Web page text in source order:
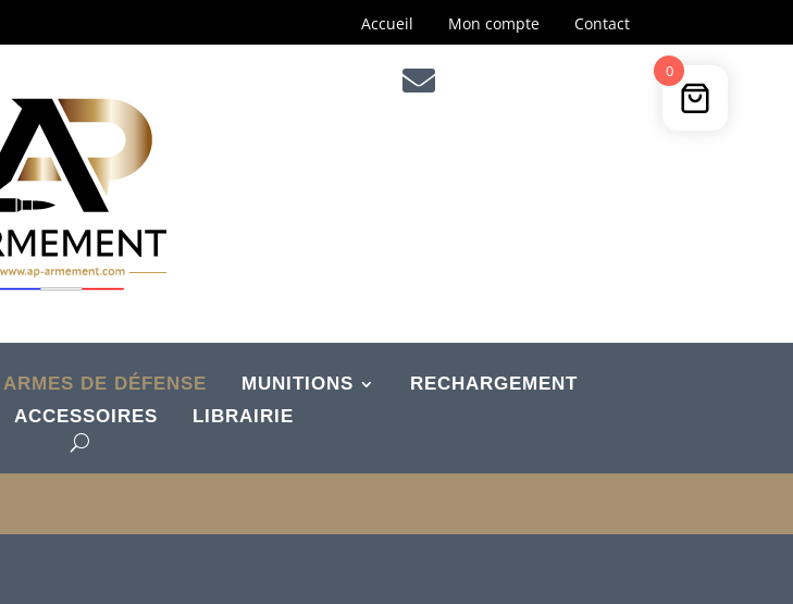
Accueil Mon compte Contact

ARMES DE DÉFENSE MUNITIONS
RECHARGEMENT
ACCESSOIRES LIBRAIRIE
0